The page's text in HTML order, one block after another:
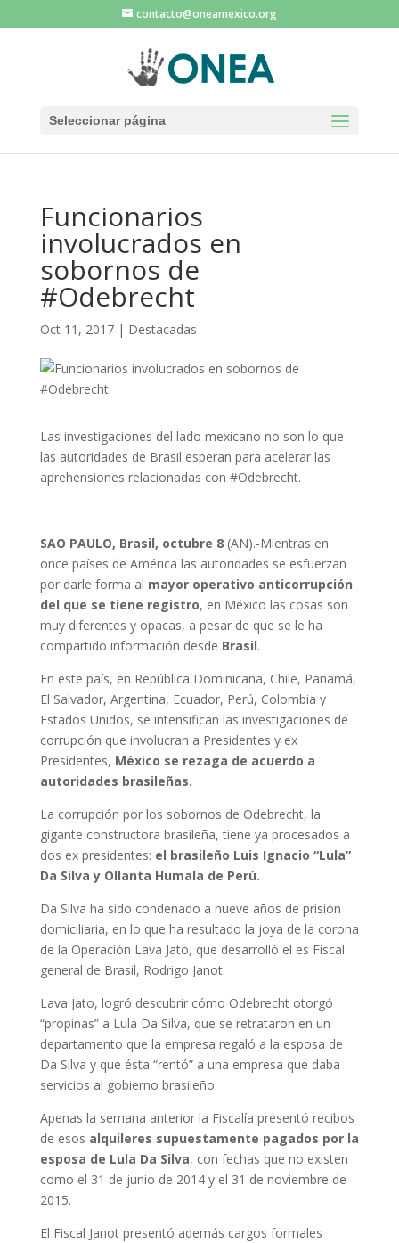
contacto@oneamexico.org
Seleccionar página
Funcionarios
involucrados en
sobornos de
#Odebrecht
Oct 11, 2017| Destacadas
Las investigaciones del lado mexicano no son lo que
las autoridades de Brasil esperan para acelerar las
aprehensiones relacionadas con #Odebrecht.
SAO PAULO, Brasil, octubre 8(AN).-Mientras en
once países de América las autoridades se esfuerzan
por darle forma al mayor operativo anticorrupción
del que se tiene registro, en México las cosas son
muy diferentes y opacas, a pesar de que se le ha
compartido información desde Brasil.
En este país, en República Dominicana, Chile, Panamá,
El Salvador, Argentina, Ecuador, Perú, Colombia y
Estados Unidos, se intensifican las investigaciones de
corrupción que involucran a Presidentes y ex
Presidentes, México se rezaga de acuerdo a
autoridades brasileñas.
La corrupción por los sobornos de Odebrecht, la
gigante constructora brasileña, tiene ya procesados a
dos ex presidentes: el brasileño Luis Ignacio “Lula”
Da Silva y Ollanta Humala de Perú.
Da Silva ha sido condenado a nueve años de prisión
domiciliaria, en lo que ha resultado la joya de la corona
de la Operación Lava Jato, que desarrolló el es Fiscal
general de Brasil, Rodrigo Janot.
Lava Jato, logró descubrir cómo Odebrecht otorgó
“propinas” a Lula Da Silva, que se retrataron en un
departamento que la empresa regaló a la esposa de
Da Silva y que ésta “rentó” a una empresa que daba
servicios al gobierno brasileño.
Apenas la semana anterior la Fiscalía presentó recibos
de esos alquileres supuestamente pagados por la
esposa de Lula Da Silva, con fechas que no existen
como el 31 de junio de 2014 y el 31 de noviembre de
2015.
El Fiscal Janot presentó además cargos formales